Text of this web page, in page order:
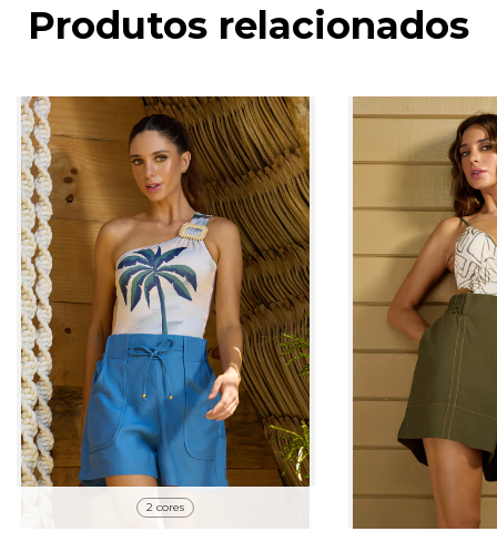
Produtos relacionados
2 cores